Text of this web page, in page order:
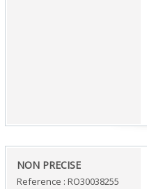
‎NON PRECISE‎
Reference : RO30038255